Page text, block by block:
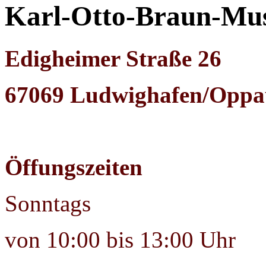
Karl-Otto-Braun-
Edigheimer Straße 26
67069 Ludwighafen/
Öffungszeiten
Sonntags
von 10:00 bis 13:00 Uhr